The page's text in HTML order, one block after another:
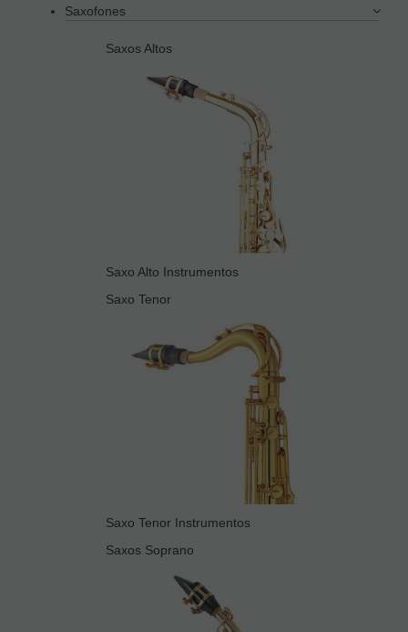
Saxofones
Saxos Altos
Saxo Alto Instrumentos
Saxo Tenor
Saxo Tenor Instrumentos
Saxos Soprano